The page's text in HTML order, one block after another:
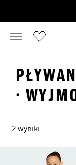
·
2 wyniki